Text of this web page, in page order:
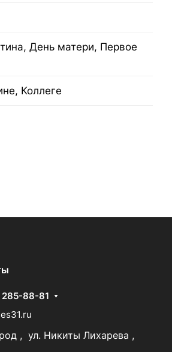
День матери, Первое
Коллеге
285-88-81
, ул. Никиты Лихарева ,